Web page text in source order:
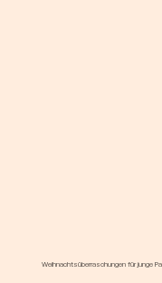
Weihnachtsüberraschungen für junge